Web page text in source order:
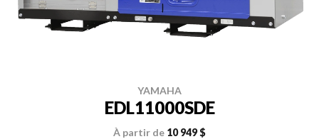
YAMAHA
EDL11000SDE
À partir de 10 949 $